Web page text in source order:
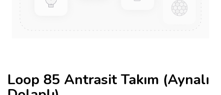
Loop 85 Antrasit Takım (Aynalı